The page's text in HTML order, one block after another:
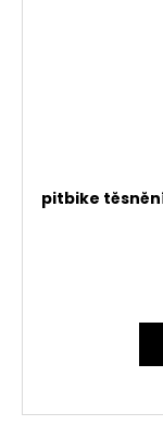
pitbike